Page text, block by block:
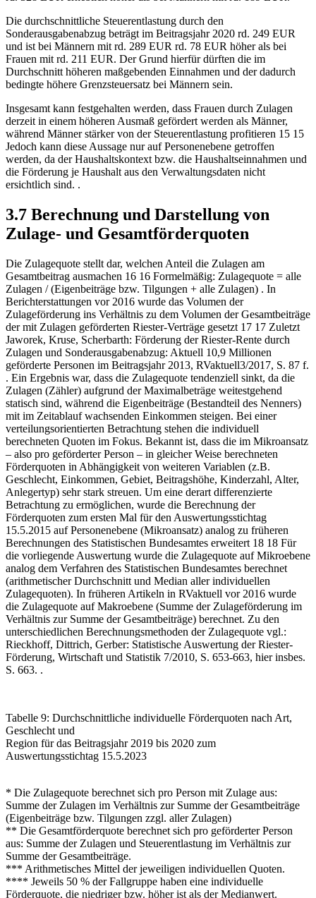
Die durchschnittliche Steuerentlastung durch den
Sonderausgabenabzug beträgt im Beitragsjahr 2020 rd. 249 EUR
und ist bei Männern mit rd. 289 EUR rd. 78 EUR höher als bei
Frauen mit rd. 211 EUR. Der Grund hierfür dürften die im
Durchschnitt höheren maßgebenden Einnahmen und der dadurch
bedingte höhere Grenzsteuersatz bei Männern sein.
Insgesamt kann festgehalten werden, dass Frauen durch Zulagen
derzeit in einem höheren Ausmaß gefördert werden als Männer,
während Männer stärker von der Steuerentlastung profitieren 15 15
Jedoch kann diese Aussage nur auf Personenebene getroffen
werden, da der Haushaltskontext bzw. die Haushaltseinnahmen und
die Förderung je Haushalt aus den Verwaltungsdaten nicht
ersichtlich sind. .
3.7 Berechnung und Darstellung von
Zulage- und Gesamtförderquoten
Die Zulagequote stellt dar, welchen Anteil die Zulagen am
Gesamtbeitrag ausmachen 16 16 Formelmäßig: Zulagequote = alle
Zulagen / (Eigenbeiträge bzw. Tilgungen + alle Zulagen) . In
Berichterstattungen vor 2016 wurde das Volumen der
Zulageförderung ins Verhältnis zu dem Volumen der Gesamtbeiträge
der mit Zulagen geförderten Riester-Verträge gesetzt 17 17 Zuletzt
Jaworek, Kruse, Scherbarth: Förderung der Riester-Rente durch
Zulagen und Sonderausgabenabzug: Aktuell 10,9 Millionen
geförderte Personen im Beitragsjahr 2013, RVaktuell3/2017, S. 87 f.
. Ein Ergebnis war, dass die Zulagequote tendenziell sinkt, da die
Zulagen (Zähler) aufgrund der Maximalbeträge weitestgehend
statisch sind, während die Eigenbeiträge (Bestandteil des Nenners)
mit im Zeitablauf wachsenden Einkommen steigen. Bei einer
verteilungsorientierten Betrachtung stehen die individuell
berechneten Quoten im Fokus. Bekannt ist, dass die im Mikroansatz
– also pro geförderter Person – in gleicher Weise berechneten
Förderquoten in Abhängigkeit von weiteren Variablen (z.B.
Geschlecht, Einkommen, Gebiet, Beitragshöhe, Kinderzahl, Alter,
Anlegertyp) sehr stark streuen. Um eine derart differenzierte
Betrachtung zu ermöglichen, wurde die Berechnung der
Förderquoten zum ersten Mal für den Auswertungsstichtag
15.5.2015 auf Personenebene (Mikroansatz) analog zu früheren
Berechnungen des Statistischen Bundesamtes erweitert 18 18 Für
die vorliegende Auswertung wurde die Zulagequote auf Mikroebene
analog dem Verfahren des Statistischen Bundesamtes berechnet
(arithmetischer Durchschnitt und Median aller individuellen
Zulagequoten). In früheren Artikeln in RVaktuell vor 2016 wurde
die Zulagequote auf Makroebene (Summe der Zulageförderung im
Verhältnis zur Summe der Gesamtbeiträge) berechnet. Zu den
unterschiedlichen Berechnungsmethoden der Zulagequote vgl.:
Rieckhoff, Dittrich, Gerber: Statistische Auswertung der Riester-
Förderung, Wirtschaft und Statistik 7/2010, S. 653-663, hier insbes.
S. 663. .
Tabelle 9: Durchschnittliche individuelle Förderquoten nach Art,
Geschlecht und
Region für das Beitragsjahr 2019 bis 2020 zum
Auswertungsstichtag 15.5.2023
* Die Zulagequote berechnet sich pro Person mit Zulage aus:
Summe der Zulagen im Verhältnis zur Summe der Gesamtbeiträge
(Eigenbeiträge bzw. Tilgungen zzgl. aller Zulagen)
** Die Gesamtförderquote berechnet sich pro geförderter Person
aus: Summe der Zulagen und Steuerentlastung im Verhältnis zur
Summe der Gesamtbeiträge.
*** Arithmetisches Mittel der jeweiligen individuellen Quoten.
**** Jeweils 50 % der Fallgruppe haben eine individuelle
Förderquote, die niedriger bzw. höher ist als der Medianwert.